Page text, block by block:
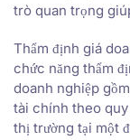
trò quan trọng
Thẩm định giá
chức năng thẩm
doanh nghiệp
tài chính theo quy
thị trường tại một